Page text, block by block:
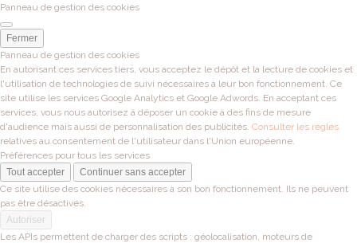
Panneau de gestion des cookies
Fermer
Panneau de gestion des cookies
En autorisant ces services tiers, vous acceptez le dépôt et la lecture de cookies et
l'utilisation de technologies de suivi nécessaires à leur bon fonctionnement. Ce
site utilise les services Google Analytics et Google Adwords. En acceptant ces
services, vous nous autorisez à déposer un cookie à des fins de mesure
d'audience mais aussi de personnalisation des publicités. Consulter les règles
relatives au consentement de l'utilisateur dans l'Union européenne.
Préférences pour tous les services
Tout accepter
Continuer sans accepter
Ce site utilise des cookies nécessaires à son bon fonctionnement. Ils ne peuvent
pas être désactivés.
Autoriser
Les APIs permettent de charger des scripts : géolocalisation, moteurs de